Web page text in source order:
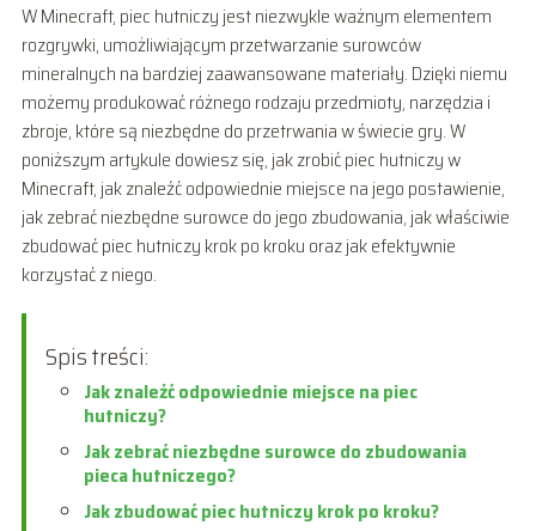
W Minecraft, piec hutniczy jest niezwykle ważnym elementem
rozgrywki, umożliwiającym przetwarzanie surowców
mineralnych na bardziej zaawansowane materiały. Dzięki niemu
możemy produkować różnego rodzaju przedmioty, narzędzia i
zbroje, które są niezbędne do przetrwania w świecie gry. W
poniższym artykule dowiesz się, jak zrobić piec hutniczy w
Minecraft, jak znaleźć odpowiednie miejsce na jego postawienie,
jak zebrać niezbędne surowce do jego zbudowania, jak właściwie
zbudować piec hutniczy krok po kroku oraz jak efektywnie
korzystać z niego.
Spis treści:
Jak znaleźć odpowiednie miejsce na piec
hutniczy?
Jak zebrać niezbędne surowce do zbudowania
pieca hutniczego?
Jak zbudować piec hutniczy krok po kroku?